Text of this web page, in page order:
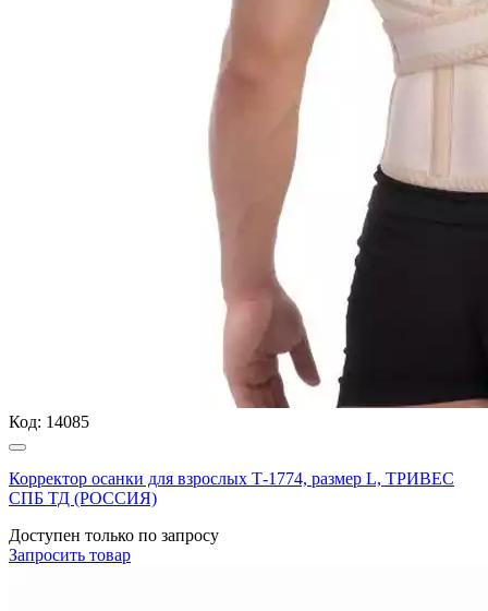
Код: 14085
Корректор осанки для взрослых Т-1774, размер L, ТРИВЕС
СПБ ТД (РОССИЯ)
Доступен только по запросу
Запросить товар